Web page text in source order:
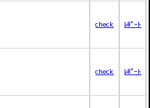
check ﾚﾎﾟｰﾄ
check ﾚﾎﾟｰﾄ